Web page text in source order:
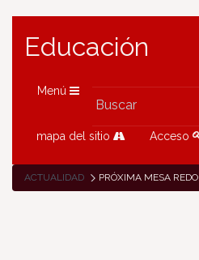
Educación
Menú
mapa del sitio Acceso
ACTUALIDAD PRÓXIMA MESA REDONDA «ETWINNING Y LOS TRABAJOS DEL FUTURO: STEAM EN SECUNDARIA Y FP»